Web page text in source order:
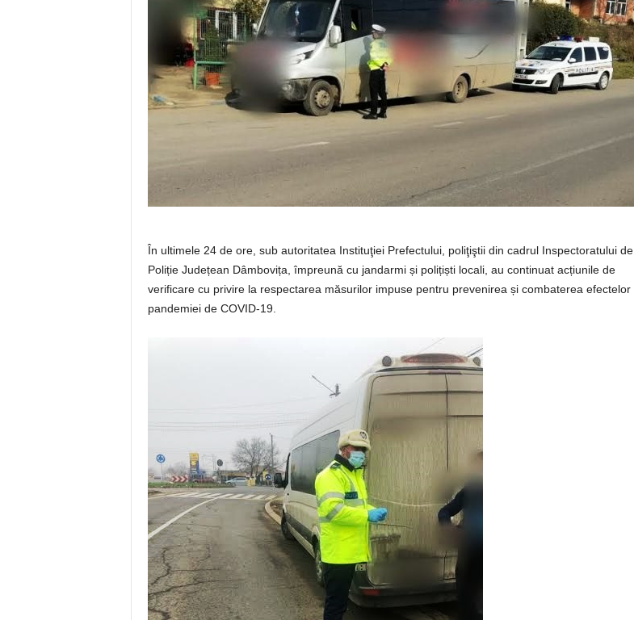
În ultimele 24 de ore, sub autoritatea Instituţiei Prefectului, poliţiştii din cadrul Inspectoratului de
Poliție Județean Dâmbovița, împreună cu jandarmi și polițiști locali, au continuat acțiunile de
verificare cu privire la respectarea măsurilor impuse pentru prevenirea și combaterea efectelor
pandemiei de COVID-19.